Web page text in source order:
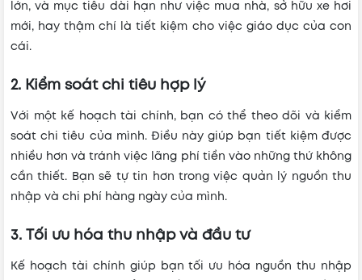
lớn, và mục tiêu dài hạn như việc mua nhà, sở hữu xe hơi
mới, hay thậm chí là tiết kiệm cho việc giáo dục của con
cái.
2. Kiểm soát chi tiêu hợp lý
Với một kế hoạch tài chính, bạn có thể theo dõi và kiểm
soát chi tiêu của mình. Điều này giúp bạn tiết kiệm được
nhiều hơn và tránh việc lãng phí tiền vào những thứ không
cần thiết. Bạn sẽ tự tin hơn trong việc quản lý nguồn thu
nhập và chi phí hàng ngày của mình.
3. Tối ưu hóa thu nhập và đầu tư
Kế hoạch tài chính giúp bạn tối ưu hóa nguồn thu nhập